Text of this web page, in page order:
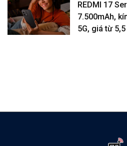
REDMI 17
7.500mAh,
5G, giá từ